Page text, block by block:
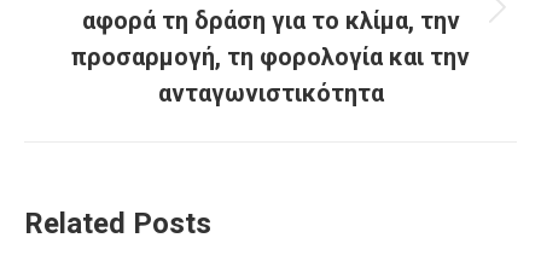
Next
post:
αφορά τη δράση για το κλίμα, την
προσαρμογή, τη φορολογία και την
ανταγωνιστικότητα
Related Posts